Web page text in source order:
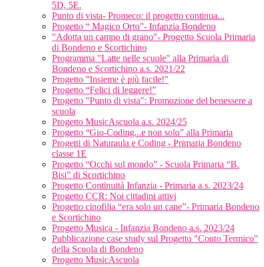
5D, 5E.
Punto di vista- Promeco: il progetto continua...
Progetto “ Magico Orto”- Infanzia Bondeno
"Adotta un campo di grano"- Progetto Scuola Primaria
di Bondeno e Scortichino
Programma "Latte nelle scuole" alla Primaria di
Bondeno e Scortichino a.s. 2021/22
Progetto "Insieme è più facile!"
Progetto “Felici di leggere!”
Progetto "Punto di vista": Promozione del benessere a
scuola
Progetto MusicAscuola a.s. 2024/25
Progetto “Gio-Coding...e non solo” alla Primaria
Progetti di Naturaula e Coding - Primaria Bondeno
classe 1E
Progetto “Occhi sul mondo” - Scuola Primaria “B.
Bisi” di Scortichino
Progetto Continuità Infanzia - Primaria a.s. 2023/24
Progetto CCR: Noi cittadini attivi
Progetto cinofilia “era solo un cane”- Primaria Bondeno
e Scortichino
Progetto Musica - Infanzia Bondeno a.s. 2023/24
Pubblicazione case study sul Progetto "Conto Termico"
della Scuola di Bondeno
Progetto MusicAscuola